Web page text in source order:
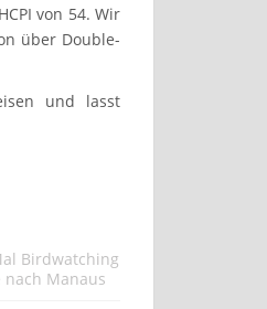
von 54. Wir
über Double-
und lasst
Birdwatching
nach Manaus